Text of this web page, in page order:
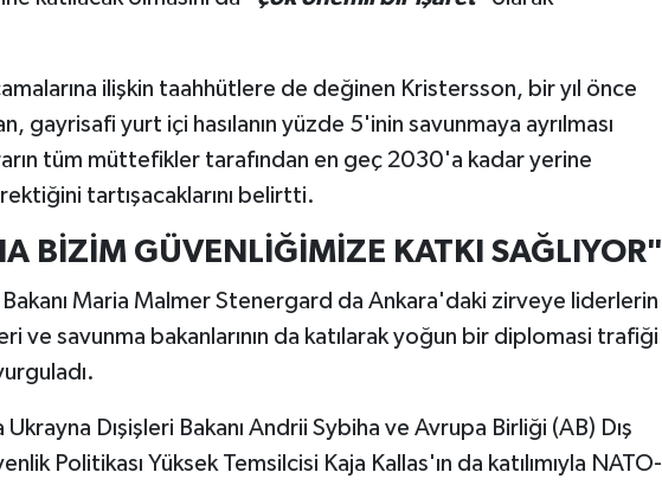
ilişkin taahhütlere de değinen Kristersson, bir yıl önce
gayrisafi yurt içi hasılanın yüzde 5'inin savunmaya ayrılması
tüm müttefikler tarafından en geç 2030'a kadar yerine
tartışacaklarını belirtti.
BİZİM GÜVENLİĞİMİZE KATKI SAĞLIYOR"
Bakanı Maria Malmer Stenergard da Ankara'daki zirveye liderlerin
ve savunma bakanlarının da katılarak yoğun bir diplomasi trafiği
Ukrayna Dışişleri Bakanı Andrii Sybiha ve Avrupa Birliği (AB) Dış
Politikası Yüksek Temsilcisi Kaja Kallas'ın da katılımıyla NATO-